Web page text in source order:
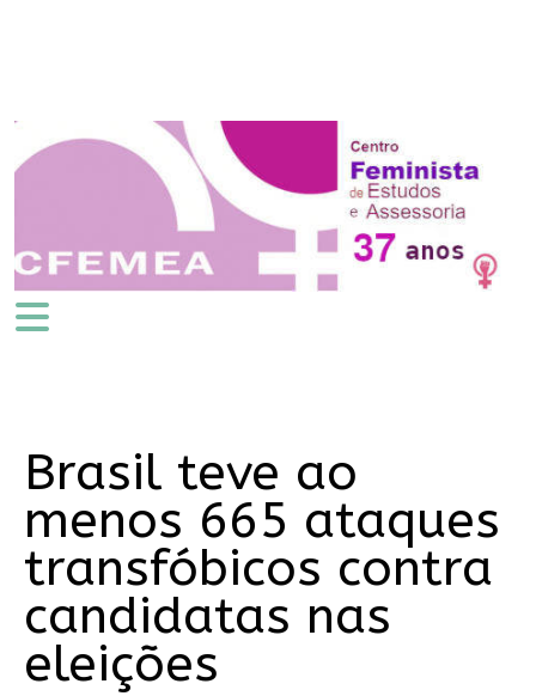
Brasil teve ao
menos 665 ataques
transfóbicos contra
candidatas nas
eleições